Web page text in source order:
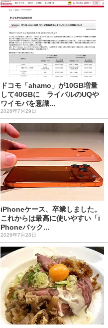
ドコモ「ahamo」が10GB増量
して40GBに ライバルのUQや
ワイモバを意識...
2026年7月29日
iPhoneケース、卒業しました。
これからは最高に使いやすい「i
Phoneバック...
2026年7月28日